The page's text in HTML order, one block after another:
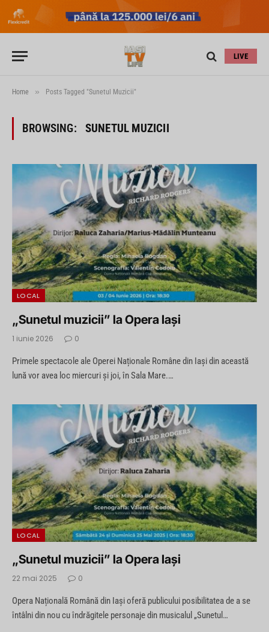
LIVE
Home » Posts Tagged "Sunetul Muzicii"
BROWSING: SUNETUL MUZICII
LOCAL
„Sunetul muzicii” la Opera Iași
1 iunie 2026 0
Primele spectacole ale Operei Naționale Române din Iași din această
lună vor avea loc miercuri și joi, în Sala Mare.…
LOCAL
„Sunetul muzicii” la Opera Iași
22 mai 2025 0
Opera Națională Română din Iași oferă publicului posibilitatea de a se
întâlni din nou cu îndrăgitele personaje din musicalul „Sunetul…